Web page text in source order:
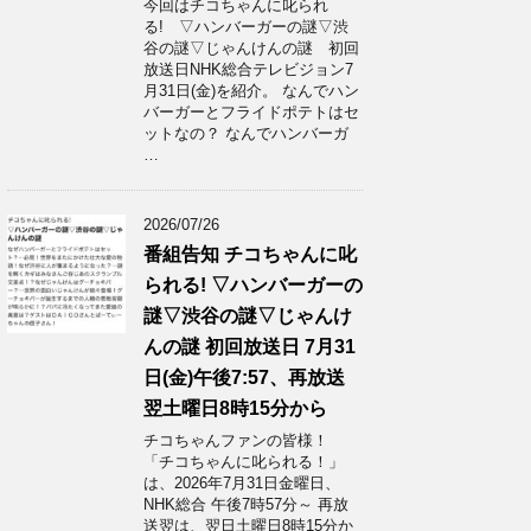
今回はチコちゃんに叱られ
る! ▽ハンバーガーの謎▽渋
谷の謎▽じゃんけんの謎 初回
放送日NHK総合テレビジョン7
月31日(金)を紹介。 なんでハン
バーガーとフライドポテトはセ
ットなの？ なんでハンバーガ
…
2026/07/26
番組告知 チコちゃんに叱
られる! ▽ハンバーガーの
謎▽渋谷の謎▽じゃんけ
んの謎 初回放送日 7月31
日(金)午後7:57、再放送
翌土曜日8時15分から
チコちゃんファンの皆様！
「チコちゃんに叱られる！」​
は、2026年7月31日金曜日、
NHK総合 午後7時57分～ 再放
送翌は、翌日土曜日8時15分か